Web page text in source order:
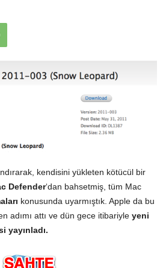
kendisini yükleten kötücül bir
Defender‘dan bahsetmiş, tüm Mac
konusunda uyarmıştık. Apple da bu
adımı attı ve dün gece itibariyle yeni
yayınladı.